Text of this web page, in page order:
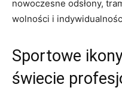
nowoczesne odsłony,
‍wolności i
Sportowe
świecie⁣